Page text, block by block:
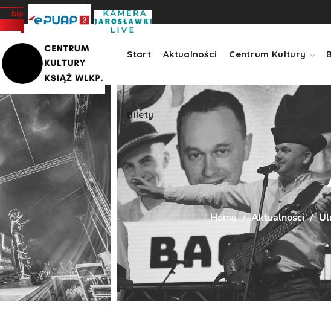
>
Start Aktualności Centrum Kultury
Bilety
Bilety
Home Aktualności